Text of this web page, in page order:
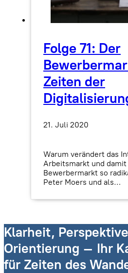
Folge 71: Der
Zeiten der
21. Juli 2020
Warum verändert das
Arbeitsmarkt und damit
Bewerbermarkt so
Peter Moers und als…
Klarheit,
Orientierung – Ihr
für Zeiten des